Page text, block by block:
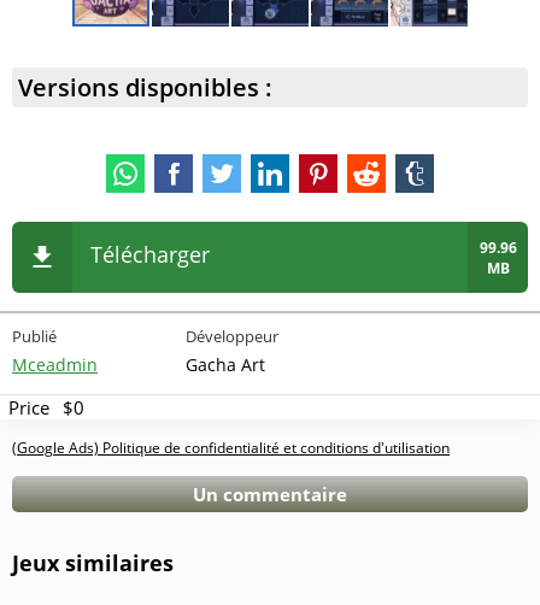
Versions disponibles :
Télécharger
99.96
MB
Publié
Mceadmin
Développeur
Gacha Art
Price $0
(Google Ads) Politique de confidentialité et conditions d'utilisation
Un commentaire
Jeux similaires